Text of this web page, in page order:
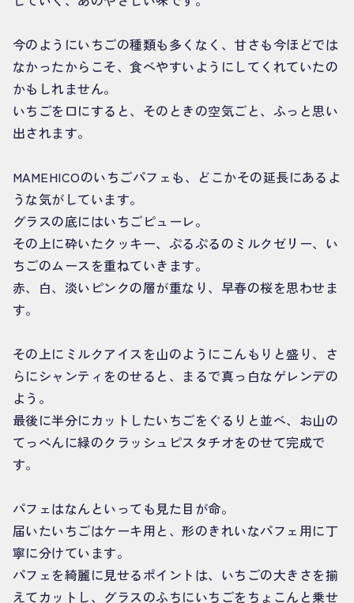
今のようにいちごの種類も多くなく、甘さも今ほどでは
なかったからこそ、食べやすいようにしてくれていたの
かもしれません。
いちごを口にすると、そのときの空気ごと、ふっと思い
出されます。
MAMEHICOのいちごパフェも、どこかその延長にあるよ
うな気がしています。
グラスの底にはいちごピューレ。
その上に砕いたクッキー、ぷるぷるのミルクゼリー、い
ちごのムースを重ねていきます。
赤、白、淡いピンクの層が重なり、早春の桜を思わせま
す。
その上にミルクアイスを山のようにこんもりと盛り、さ
らにシャンティをのせると、まるで真っ白なゲレンデの
よう。
最後に半分にカットしたいちごをぐるりと並べ、お山の
てっぺんに緑のクラッシュピスタチオをのせて完成で
す。
パフェはなんといっても見た目が命。
届いたいちごはケーキ用と、形のきれいなパフェ用に丁
寧に分けています。
パフェを綺麗に見せるポイントは、いちごの大きさを揃
えてカットし、グラスのふちにいちごをちょこんと乗せ